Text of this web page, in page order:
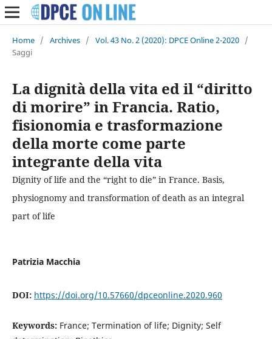
Home / Archives / Vol. 43 No. 2 (2020): DPCE Online 2-2020 /
Saggi
La dignità della vita ed il “diritto
di morire” in Francia. Ratio,
fisionomia e trasformazione
della morte come parte
integrante della vita
Dignity of life and the “right to die” in France. Basis,
physiognomy and transformation of death as an integral
part of life
Patrizia Macchia
DOI: https://doi.org/10.57660/dpceonline.2020.960
Keywords: France; Termination of life; Dignity; Self